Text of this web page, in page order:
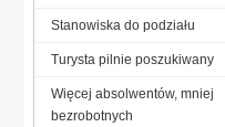
Stanowiska do podziału
Turysta pilnie poszukiwany
Więcej absolwentów, mniej
bezrobotnych